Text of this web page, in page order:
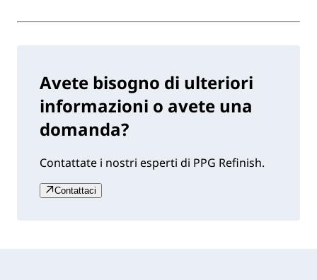
Avete bisogno di ulteriori
informazioni o avete una
domanda?
Contattate i nostri esperti di PPG Refinish.
Contattaci